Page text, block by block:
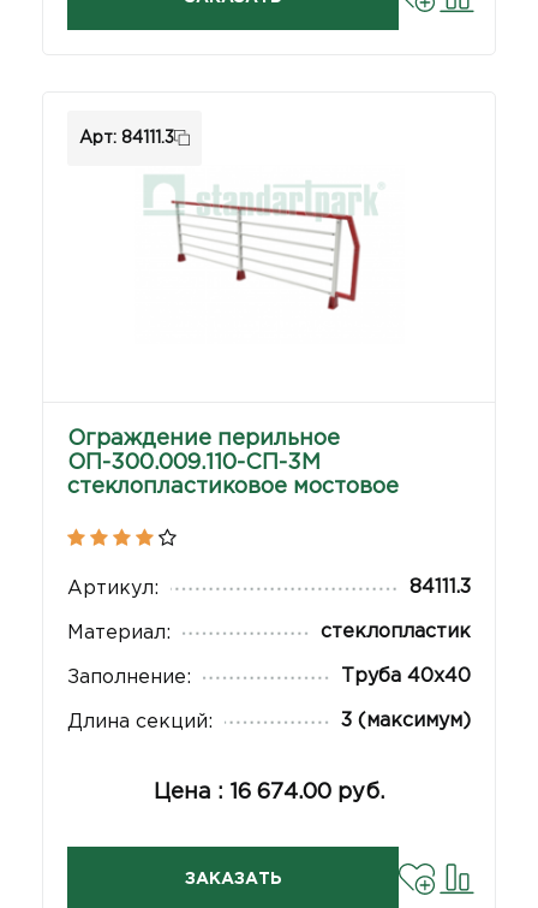
Арт: 84111.3
Ограждение перильное
ОП-300.009.110-СП-3М
стеклопластиковое мостовое
Артикул: 84111.3
Материал: стеклопластик
Заполнение: Труба 40х40
Длина секций: 3 (максимум)
Цена : 16 674.00 руб.
ЗАКАЗАТЬ